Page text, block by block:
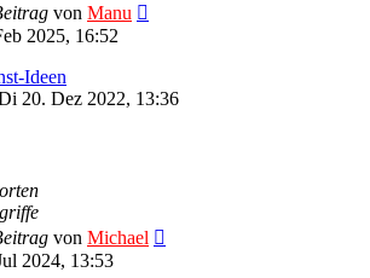
von Manu
2025, 16:52
Ideen
20. Dez 2022, 13:36
von Michael
2024, 13:53